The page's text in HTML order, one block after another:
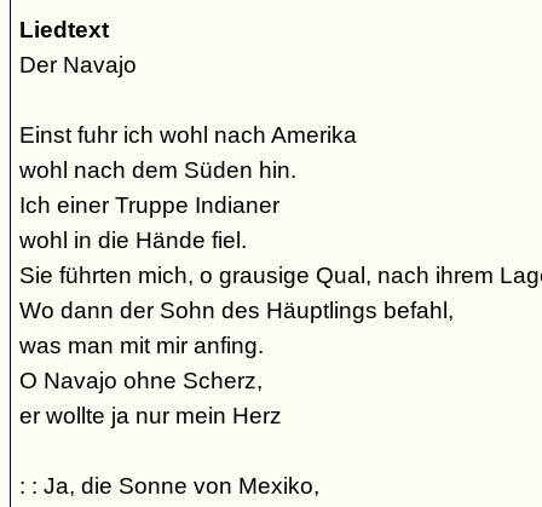
Liedtext
Der Navajo
Einst fuhr ich wohl nach Amerika
wohl nach dem Süden hin.
Ich einer Truppe Indianer
wohl in die Hände fiel.
Sie führten mich, o grausige Qual, nach ihrem
Wo dann der Sohn des Häuptlings befahl,
was man mit mir anfing.
O Navajo ohne Scherz,
er wollte ja nur mein Herz
: : Ja, die Sonne von Mexiko,